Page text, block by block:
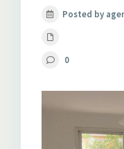
Posted by
0